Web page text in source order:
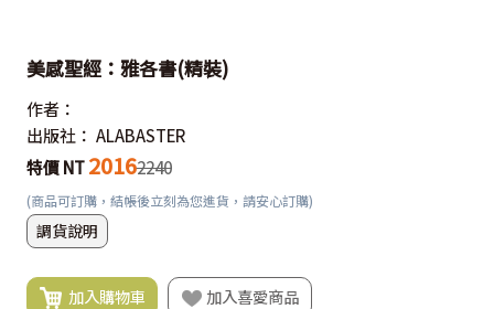
美感聖經：雅各書(精裝)
作者：
出版社： ALABASTER
特價 NT 20162240
(商品可訂購，結帳後立刻為您進貨，請安心訂購)
調貨說明
加入購物車 加入喜愛商品